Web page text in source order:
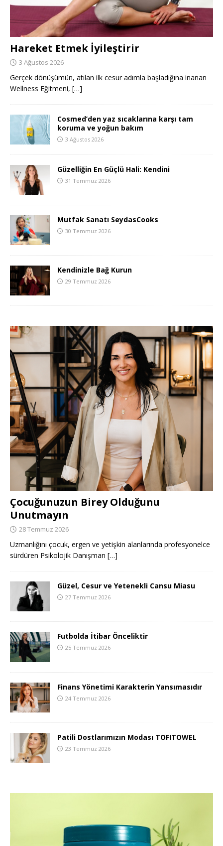
Hareket Etmek İyileştirir
3 Ağustos 2026
Gerçek dönüşümün, atılan ilk cesur adımla başladığına inanan
Wellness Eğitmeni, […]
Cosmed’den yaz sıcaklarına karşı tam
koruma ve yoğun bakım
3 Ağustos 2026
Güzelliğin En Güçlü Hali: Kendini
31 Temmuz 2026
Mutfak Sanatı SeydasCooks
30 Temmuz 2026
Kendinizle Bağ Kurun
29 Temmuz 2026
Çocuğunuzun Birey Olduğunu
Unutmayın
28 Temmuz 2026
Uzmanlığını çocuk, ergen ve yetişkin alanlarında profesyonelce
sürdüren Psikolojik Danışman […]
Güzel, Cesur ve Yetenekli Cansu Miasu
27 Temmuz 2026
Futbolda İtibar Önceliktir
25 Temmuz 2026
Finans Yönetimi Karakterin Yansımasıdır
24 Temmuz 2026
Patili Dostlarımızın Modası TOFITOWEL
23 Temmuz 2026